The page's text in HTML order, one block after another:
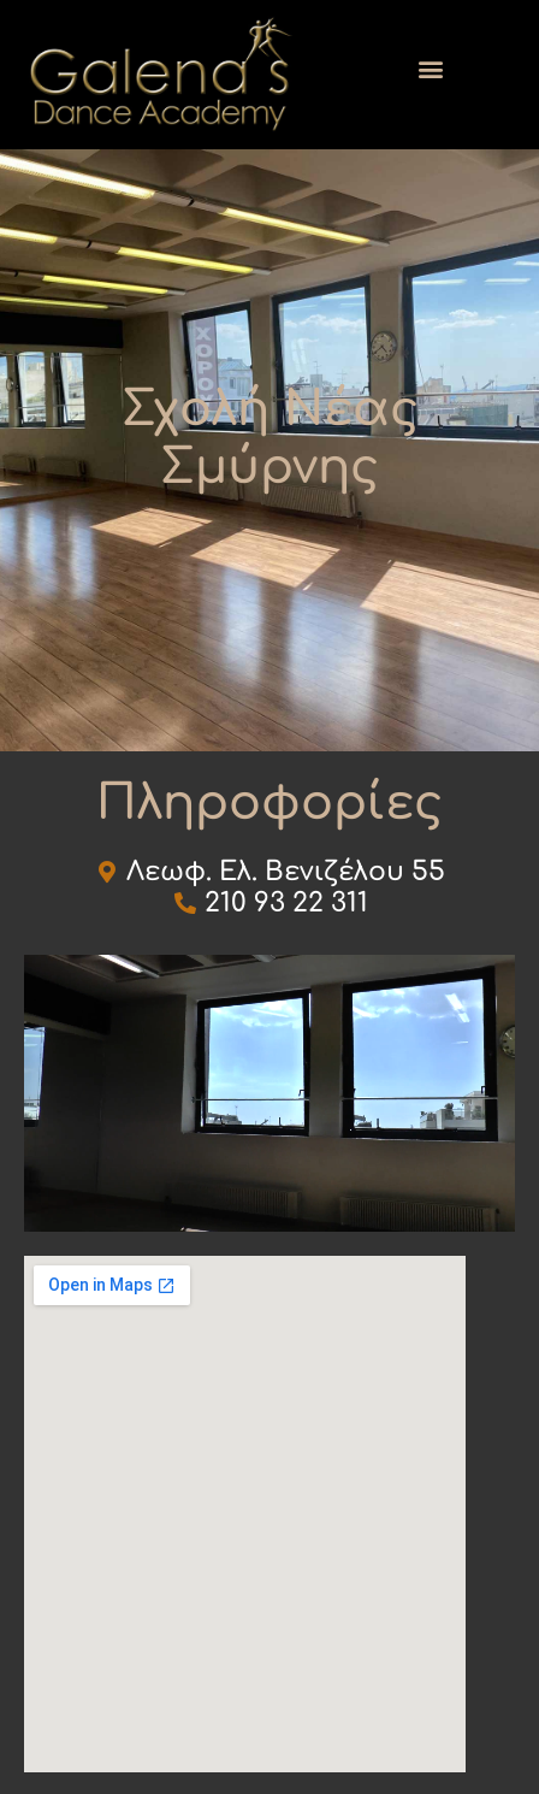
Σχολή Νέας
Σμύρνης
Πληροφορίες
Λεωφ. Ελ. Βενιζέλου 55
210 93 22 311